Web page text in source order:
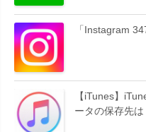
「Instagram
【iTunes】
ータの保存先